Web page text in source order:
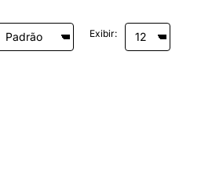
Exibir: